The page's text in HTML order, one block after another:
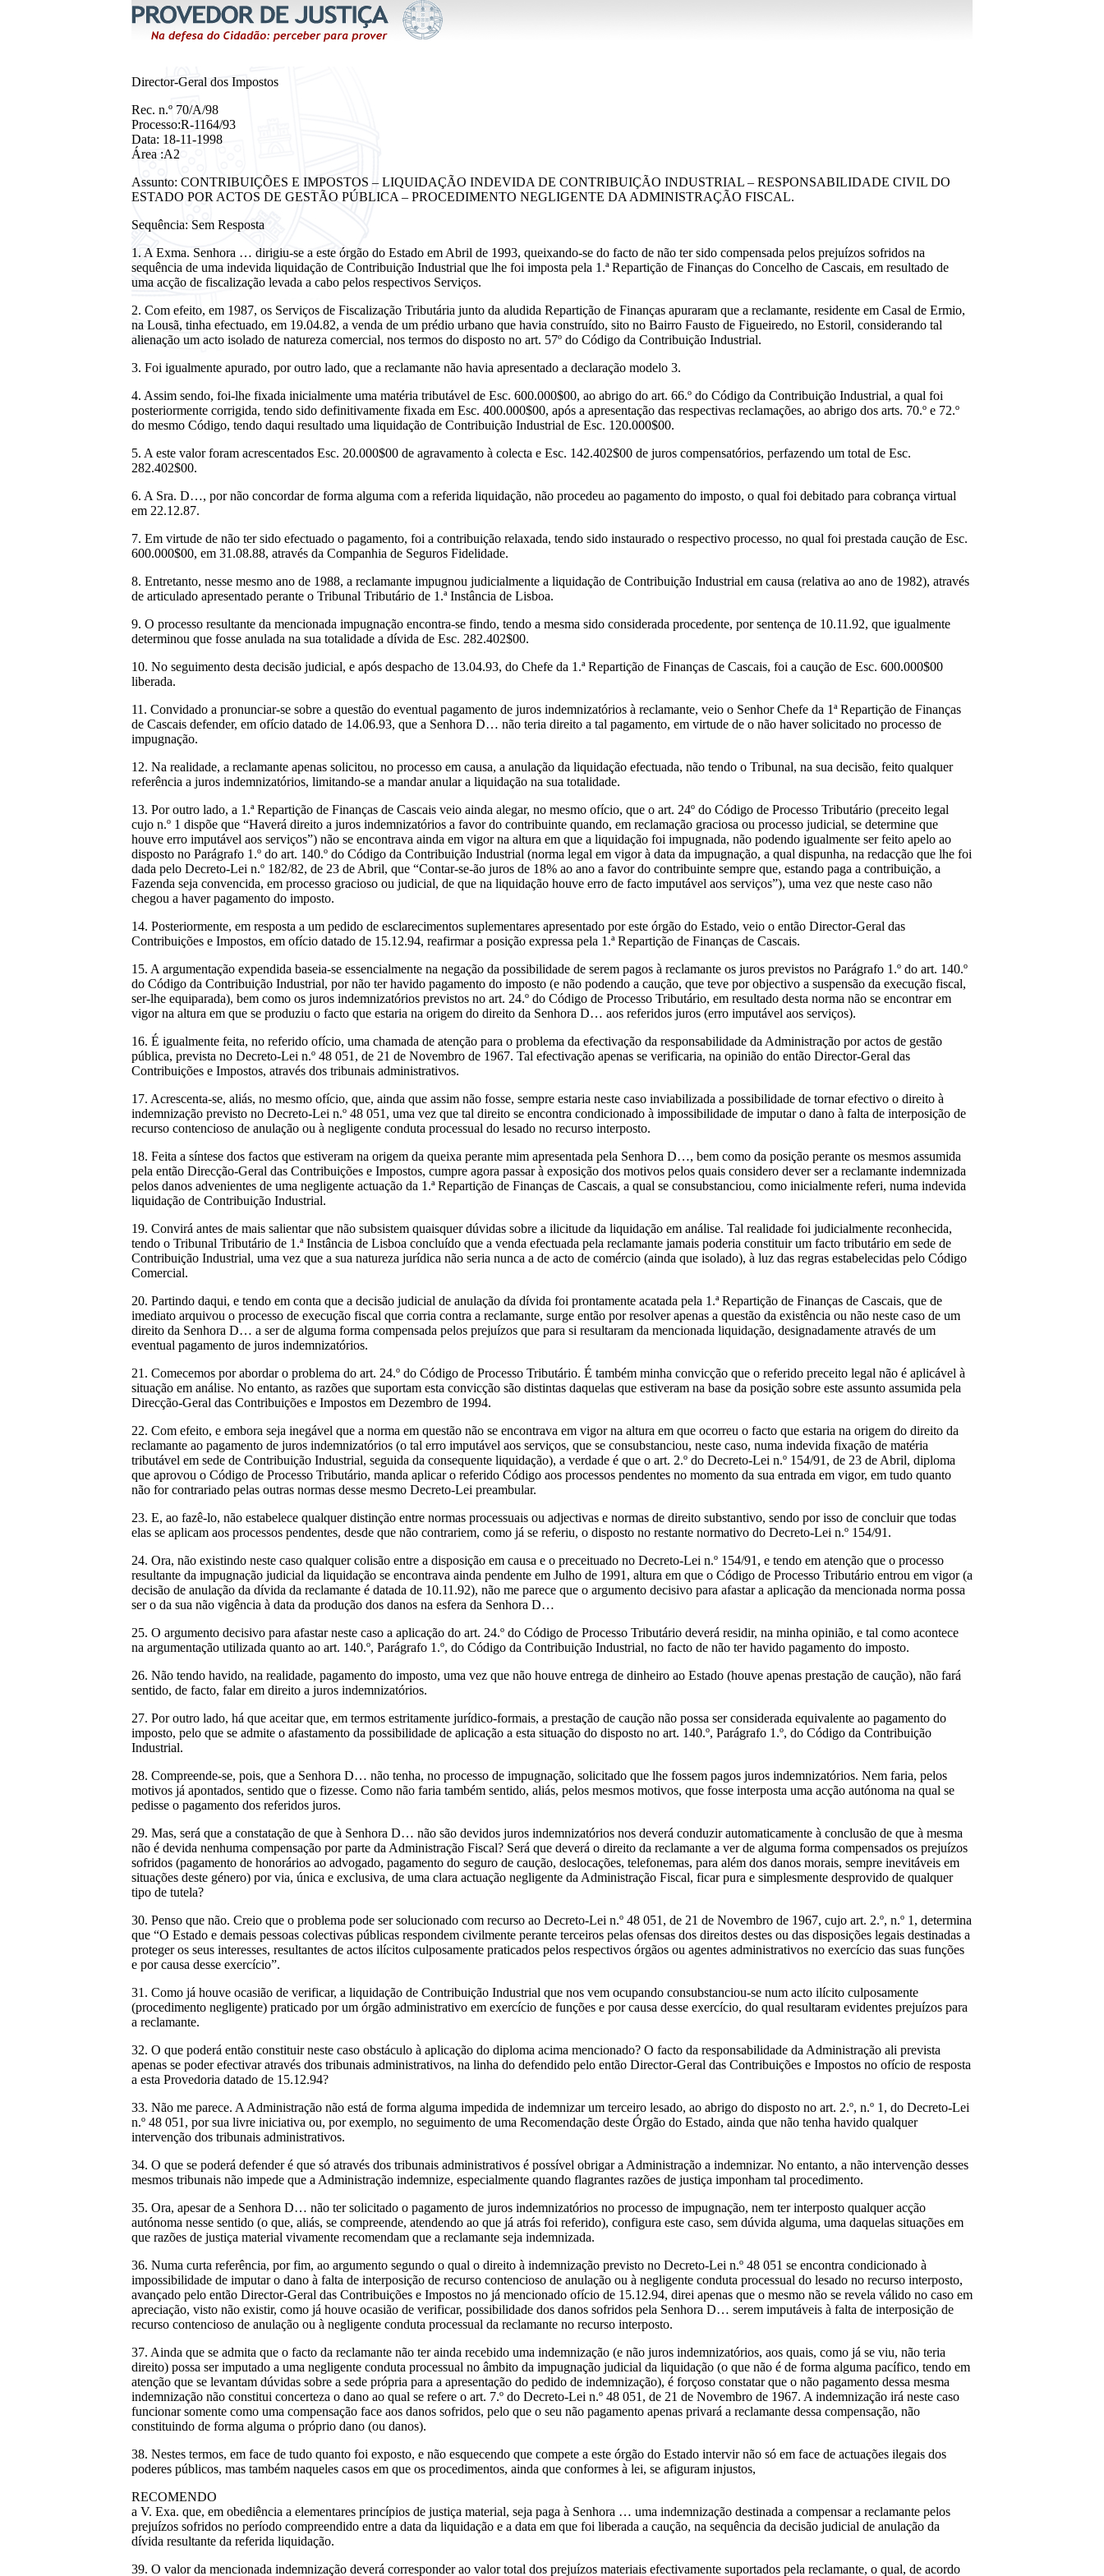
Director-Geral dos Impostos
Rec. n.º 70/A/98
Processo:R-1164/93
Data: 18-11-1998
Área :A2
Assunto: CONTRIBUIÇÕES E IMPOSTOS – LIQUIDAÇÃO INDEVIDA DE CONTRIBUIÇÃO INDUSTRIAL – RESPONSABILIDADE CIVIL DO
ESTADO POR ACTOS DE GESTÃO PÚBLICA – PROCEDIMENTO NEGLIGENTE DA ADMINISTRAÇÃO FISCAL.
Sequência: Sem Resposta
1. A Exma. Senhora … dirigiu-se a este órgão do Estado em Abril de 1993, queixando-se do facto de não ter sido compensada pelos prejuízos sofridos na
sequência de uma indevida liquidação de Contribuição Industrial que lhe foi imposta pela 1.ª Repartição de Finanças do Concelho de Cascais, em resultado de
uma acção de fiscalização levada a cabo pelos respectivos Serviços.
2. Com efeito, em 1987, os Serviços de Fiscalização Tributária junto da aludida Repartição de Finanças apuraram que a reclamante, residente em Casal de Ermio,
na Lousã, tinha efectuado, em 19.04.82, a venda de um prédio urbano que havia construído, sito no Bairro Fausto de Figueiredo, no Estoril, considerando tal
alienação um acto isolado de natureza comercial, nos termos do disposto no art. 57º do Código da Contribuição Industrial.
3. Foi igualmente apurado, por outro lado, que a reclamante não havia apresentado a declaração modelo 3.
4. Assim sendo, foi-lhe fixada inicialmente uma matéria tributável de Esc. 600.000$00, ao abrigo do art. 66.º do Código da Contribuição Industrial, a qual foi
posteriormente corrigida, tendo sido definitivamente fixada em Esc. 400.000$00, após a apresentação das respectivas reclamações, ao abrigo dos arts. 70.º e 72.º
do mesmo Código, tendo daqui resultado uma liquidação de Contribuição Industrial de Esc. 120.000$00.
5. A este valor foram acrescentados Esc. 20.000$00 de agravamento à colecta e Esc. 142.402$00 de juros compensatórios, perfazendo um total de Esc.
282.402$00.
6. A Sra. D…, por não concordar de forma alguma com a referida liquidação, não procedeu ao pagamento do imposto, o qual foi debitado para cobrança virtual
em 22.12.87.
7. Em virtude de não ter sido efectuado o pagamento, foi a contribuição relaxada, tendo sido instaurado o respectivo processo, no qual foi prestada caução de Esc.
600.000$00, em 31.08.88, através da Companhia de Seguros Fidelidade.
8. Entretanto, nesse mesmo ano de 1988, a reclamante impugnou judicialmente a liquidação de Contribuição Industrial em causa (relativa ao ano de 1982), através
de articulado apresentado perante o Tribunal Tributário de 1.ª Instância de Lisboa.
9. O processo resultante da mencionada impugnação encontra-se findo, tendo a mesma sido considerada procedente, por sentença de 10.11.92, que igualmente
determinou que fosse anulada na sua totalidade a dívida de Esc. 282.402$00.
10. No seguimento desta decisão judicial, e após despacho de 13.04.93, do Chefe da 1.ª Repartição de Finanças de Cascais, foi a caução de Esc. 600.000$00
liberada.
11. Convidado a pronunciar-se sobre a questão do eventual pagamento de juros indemnizatórios à reclamante, veio o Senhor Chefe da 1ª Repartição de Finanças
de Cascais defender, em ofício datado de 14.06.93, que a Senhora D… não teria direito a tal pagamento, em virtude de o não haver solicitado no processo de
impugnação.
12. Na realidade, a reclamante apenas solicitou, no processo em causa, a anulação da liquidação efectuada, não tendo o Tribunal, na sua decisão, feito qualquer
referência a juros indemnizatórios, limitando-se a mandar anular a liquidação na sua totalidade.
13. Por outro lado, a 1.ª Repartição de Finanças de Cascais veio ainda alegar, no mesmo ofício, que o art. 24º do Código de Processo Tributário (preceito legal
cujo n.º 1 dispõe que “Haverá direito a juros indemnizatórios a favor do contribuinte quando, em reclamação graciosa ou processo judicial, se determine que
houve erro imputável aos serviços”) não se encontrava ainda em vigor na altura em que a liquidação foi impugnada, não podendo igualmente ser feito apelo ao
disposto no Parágrafo 1.º do art. 140.º do Código da Contribuição Industrial (norma legal em vigor à data da impugnação, a qual dispunha, na redacção que lhe foi
dada pelo Decreto-Lei n.º 182/82, de 23 de Abril, que “Contar-se-ão juros de 18% ao ano a favor do contribuinte sempre que, estando paga a contribuição, a
Fazenda seja convencida, em processo gracioso ou judicial, de que na liquidação houve erro de facto imputável aos serviços”), uma vez que neste caso não
chegou a haver pagamento do imposto.
14. Posteriormente, em resposta a um pedido de esclarecimentos suplementares apresentado por este órgão do Estado, veio o então Director-Geral das
Contribuições e Impostos, em ofício datado de 15.12.94, reafirmar a posição expressa pela 1.ª Repartição de Finanças de Cascais.
15. A argumentação expendida baseia-se essencialmente na negação da possibilidade de serem pagos à reclamante os juros previstos no Parágrafo 1.º do art. 140.º
do Código da Contribuição Industrial, por não ter havido pagamento do imposto (e não podendo a caução, que teve por objectivo a suspensão da execução fiscal,
ser-lhe equiparada), bem como os juros indemnizatórios previstos no art. 24.º do Código de Processo Tributário, em resultado desta norma não se encontrar em
vigor na altura em que se produziu o facto que estaria na origem do direito da Senhora D… aos referidos juros (erro imputável aos serviços).
16. É igualmente feita, no referido ofício, uma chamada de atenção para o problema da efectivação da responsabilidade da Administração por actos de gestão
pública, prevista no Decreto-Lei n.º 48 051, de 21 de Novembro de 1967. Tal efectivação apenas se verificaria, na opinião do então Director-Geral das
Contribuições e Impostos, através dos tribunais administrativos.
17. Acrescenta-se, aliás, no mesmo ofício, que, ainda que assim não fosse, sempre estaria neste caso inviabilizada a possibilidade de tornar efectivo o direito à
indemnização previsto no Decreto-Lei n.º 48 051, uma vez que tal direito se encontra condicionado à impossibilidade de imputar o dano à falta de interposição de
recurso contencioso de anulação ou à negligente conduta processual do lesado no recurso interposto.
18. Feita a síntese dos factos que estiveram na origem da queixa perante mim apresentada pela Senhora D…, bem como da posição perante os mesmos assumida
pela então Direcção-Geral das Contribuições e Impostos, cumpre agora passar à exposição dos motivos pelos quais considero dever ser a reclamante indemnizada
pelos danos advenientes de uma negligente actuação da 1.ª Repartição de Finanças de Cascais, a qual se consubstanciou, como inicialmente referi, numa indevida
liquidação de Contribuição Industrial.
19. Convirá antes de mais salientar que não subsistem quaisquer dúvidas sobre a ilicitude da liquidação em análise. Tal realidade foi judicialmente reconhecida,
tendo o Tribunal Tributário de 1.ª Instância de Lisboa concluído que a venda efectuada pela reclamante jamais poderia constituir um facto tributário em sede de
Contribuição Industrial, uma vez que a sua natureza jurídica não seria nunca a de acto de comércio (ainda que isolado), à luz das regras estabelecidas pelo Código
Comercial.
20. Partindo daqui, e tendo em conta que a decisão judicial de anulação da dívida foi prontamente acatada pela 1.ª Repartição de Finanças de Cascais, que de
imediato arquivou o processo de execução fiscal que corria contra a reclamante, surge então por resolver apenas a questão da existência ou não neste caso de um
direito da Senhora D… a ser de alguma forma compensada pelos prejuízos que para si resultaram da mencionada liquidação, designadamente através de um
eventual pagamento de juros indemnizatórios.
21. Comecemos por abordar o problema do art. 24.º do Código de Processo Tributário. É também minha convicção que o referido preceito legal não é aplicável à
situação em análise. No entanto, as razões que suportam esta convicção são distintas daquelas que estiveram na base da posição sobre este assunto assumida pela
Direcção-Geral das Contribuições e Impostos em Dezembro de 1994.
22. Com efeito, e embora seja inegável que a norma em questão não se encontrava em vigor na altura em que ocorreu o facto que estaria na origem do direito da
reclamante ao pagamento de juros indemnizatórios (o tal erro imputável aos serviços, que se consubstanciou, neste caso, numa indevida fixação de matéria
tributável em sede de Contribuição Industrial, seguida da consequente liquidação), a verdade é que o art. 2.º do Decreto-Lei n.º 154/91, de 23 de Abril, diploma
que aprovou o Código de Processo Tributário, manda aplicar o referido Código aos processos pendentes no momento da sua entrada em vigor, em tudo quanto
não for contrariado pelas outras normas desse mesmo Decreto-Lei preambular.
23. E, ao fazê-lo, não estabelece qualquer distinção entre normas processuais ou adjectivas e normas de direito substantivo, sendo por isso de concluir que todas
elas se aplicam aos processos pendentes, desde que não contrariem, como já se referiu, o disposto no restante normativo do Decreto-Lei n.º 154/91.
24. Ora, não existindo neste caso qualquer colisão entre a disposição em causa e o preceituado no Decreto-Lei n.º 154/91, e tendo em atenção que o processo
resultante da impugnação judicial da liquidação se encontrava ainda pendente em Julho de 1991, altura em que o Código de Processo Tributário entrou em vigor (a
decisão de anulação da dívida da reclamante é datada de 10.11.92), não me parece que o argumento decisivo para afastar a aplicação da mencionada norma possa
ser o da sua não vigência à data da produção dos danos na esfera da Senhora D…
25. O argumento decisivo para afastar neste caso a aplicação do art. 24.º do Código de Processo Tributário deverá residir, na minha opinião, e tal como acontece
na argumentação utilizada quanto ao art. 140.º, Parágrafo 1.º, do Código da Contribuição Industrial, no facto de não ter havido pagamento do imposto.
26. Não tendo havido, na realidade, pagamento do imposto, uma vez que não houve entrega de dinheiro ao Estado (houve apenas prestação de caução), não fará
sentido, de facto, falar em direito a juros indemnizatórios.
27. Por outro lado, há que aceitar que, em termos estritamente jurídico-formais, a prestação de caução não possa ser considerada equivalente ao pagamento do
imposto, pelo que se admite o afastamento da possibilidade de aplicação a esta situação do disposto no art. 140.º, Parágrafo 1.º, do Código da Contribuição
Industrial.
28. Compreende-se, pois, que a Senhora D… não tenha, no processo de impugnação, solicitado que lhe fossem pagos juros indemnizatórios. Nem faria, pelos
motivos já apontados, sentido que o fizesse. Como não faria também sentido, aliás, pelos mesmos motivos, que fosse interposta uma acção autónoma na qual se
pedisse o pagamento dos referidos juros.
29. Mas, será que a constatação de que à Senhora D… não são devidos juros indemnizatórios nos deverá conduzir automaticamente à conclusão de que à mesma
não é devida nenhuma compensação por parte da Administração Fiscal? Será que deverá o direito da reclamante a ver de alguma forma compensados os prejuízos
sofridos (pagamento de honorários ao advogado, pagamento do seguro de caução, deslocações, telefonemas, para além dos danos morais, sempre inevitáveis em
situações deste género) por via, única e exclusiva, de uma clara actuação negligente da Administração Fiscal, ficar pura e simplesmente desprovido de qualquer
tipo de tutela?
30. Penso que não. Creio que o problema pode ser solucionado com recurso ao Decreto-Lei n.º 48 051, de 21 de Novembro de 1967, cujo art. 2.º, n.º 1, determina
que “O Estado e demais pessoas colectivas públicas respondem civilmente perante terceiros pelas ofensas dos direitos destes ou das disposições legais destinadas a
proteger os seus interesses, resultantes de actos ilícitos culposamente praticados pelos respectivos órgãos ou agentes administrativos no exercício das suas funções
e por causa desse exercício”.
31. Como já houve ocasião de verificar, a liquidação de Contribuição Industrial que nos vem ocupando consubstanciou-se num acto ilícito culposamente
(procedimento negligente) praticado por um órgão administrativo em exercício de funções e por causa desse exercício, do qual resultaram evidentes prejuízos para
a reclamante.
32. O que poderá então constituir neste caso obstáculo à aplicação do diploma acima mencionado? O facto da responsabilidade da Administração ali prevista
apenas se poder efectivar através dos tribunais administrativos, na linha do defendido pelo então Director-Geral das Contribuições e Impostos no ofício de resposta
a esta Provedoria datado de 15.12.94?
33. Não me parece. A Administração não está de forma alguma impedida de indemnizar um terceiro lesado, ao abrigo do disposto no art. 2.º, n.º 1, do Decreto-Lei
n.º 48 051, por sua livre iniciativa ou, por exemplo, no seguimento de uma Recomendação deste Órgão do Estado, ainda que não tenha havido qualquer
intervenção dos tribunais administrativos.
34. O que se poderá defender é que só através dos tribunais administrativos é possível obrigar a Administração a indemnizar. No entanto, a não intervenção desses
mesmos tribunais não impede que a Administração indemnize, especialmente quando flagrantes razões de justiça imponham tal procedimento.
35. Ora, apesar de a Senhora D… não ter solicitado o pagamento de juros indemnizatórios no processo de impugnação, nem ter interposto qualquer acção
autónoma nesse sentido (o que, aliás, se compreende, atendendo ao que já atrás foi referido), configura este caso, sem dúvida alguma, uma daquelas situações em
que razões de justiça material vivamente recomendam que a reclamante seja indemnizada.
36. Numa curta referência, por fim, ao argumento segundo o qual o direito à indemnização previsto no Decreto-Lei n.º 48 051 se encontra condicionado à
impossibilidade de imputar o dano à falta de interposição de recurso contencioso de anulação ou à negligente conduta processual do lesado no recurso interposto,
avançado pelo então Director-Geral das Contribuições e Impostos no já mencionado ofício de 15.12.94, direi apenas que o mesmo não se revela válido no caso em
apreciação, visto não existir, como já houve ocasião de verificar, possibilidade dos danos sofridos pela Senhora D… serem imputáveis à falta de interposição de
recurso contencioso de anulação ou à negligente conduta processual da reclamante no recurso interposto.
37. Ainda que se admita que o facto da reclamante não ter ainda recebido uma indemnização (e não juros indemnizatórios, aos quais, como já se viu, não teria
direito) possa ser imputado a uma negligente conduta processual no âmbito da impugnação judicial da liquidação (o que não é de forma alguma pacífico, tendo em
atenção que se levantam dúvidas sobre a sede própria para a apresentação do pedido de indemnização), é forçoso constatar que o não pagamento dessa mesma
indemnização não constitui concerteza o dano ao qual se refere o art. 7.º do Decreto-Lei n.º 48 051, de 21 de Novembro de 1967. A indemnização irá neste caso
funcionar somente como uma compensação face aos danos sofridos, pelo que o seu não pagamento apenas privará a reclamante dessa compensação, não
constituindo de forma alguma o próprio dano (ou danos).
38. Nestes termos, em face de tudo quanto foi exposto, e não esquecendo que compete a este órgão do Estado intervir não só em face de actuações ilegais dos
poderes públicos, mas também naqueles casos em que os procedimentos, ainda que conformes à lei, se afiguram injustos,
RECOMENDO
a V. Exa. que, em obediência a elementares princípios de justiça material, seja paga à Senhora … uma indemnização destinada a compensar a reclamante pelos
prejuízos sofridos no período compreendido entre a data da liquidação e a data em que foi liberada a caução, na sequência da decisão judicial de anulação da
dívida resultante da referida liquidação.
39. O valor da mencionada indemnização deverá corresponder ao valor total dos prejuízos materiais efectivamente suportados pela reclamante, o qual, de acordo